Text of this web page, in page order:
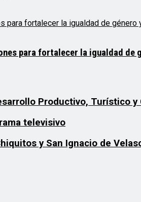
para fortalecer la igualdad de
Productivo, Turístico
televisivo
y San Ignacio de